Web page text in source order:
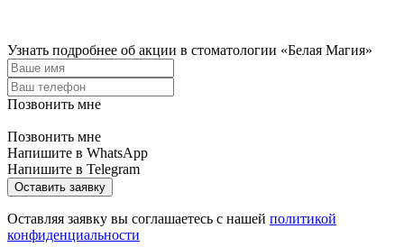
Узнать подробнее об акции в стоматологии «Белая Магия»
Позвонить мне
Позвонить мне
Напишите в WhatsApp
Напишите в Telegram
Оставить заявку
Оставляя заявку вы соглашаетесь с нашей политикой
конфиденциальности